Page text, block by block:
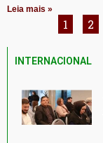
Leia mais »
1 2
INTERNACIONAL